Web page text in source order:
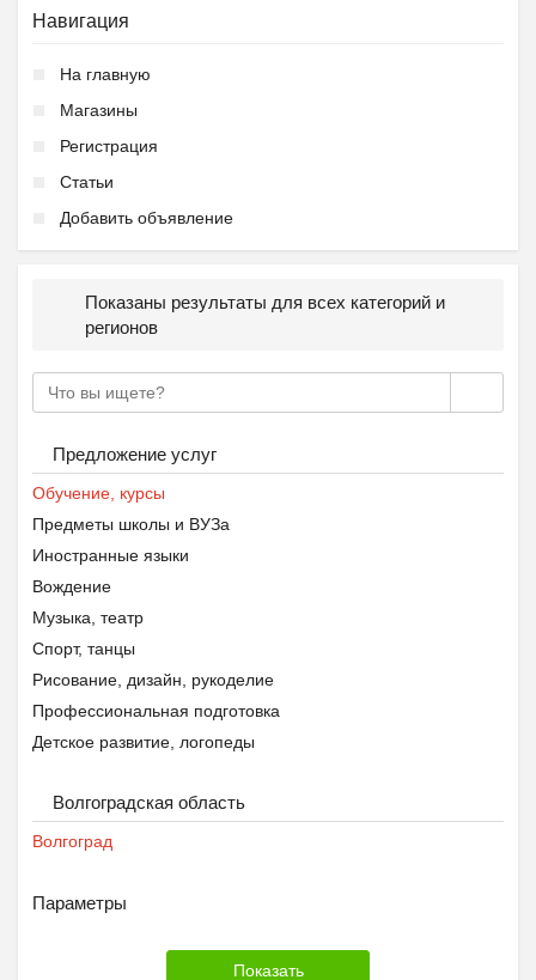
Навигация
На главную
Магазины
Регистрация
Статьи
Добавить объявление
Показаны результаты для всех категорий и
регионов
Предложение услуг
Обучение, курсы
Предметы школы и ВУЗа
Иностранные языки
Вождение
Музыка, театр
Спорт, танцы
Рисование, дизайн, рукоделие
Профессиональная подготовка
Детское развитие, логопеды
Волгоградская область
Волгоград
Параметры